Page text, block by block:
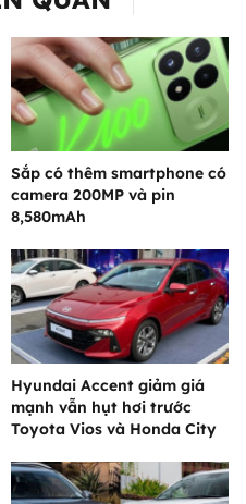
Sắp có thêm smartphone có
camera 200MP và pin
8,580mAh
Hyundai Accent giảm giá
mạnh vẫn hụt hơi trước
Toyota Vios và Honda City